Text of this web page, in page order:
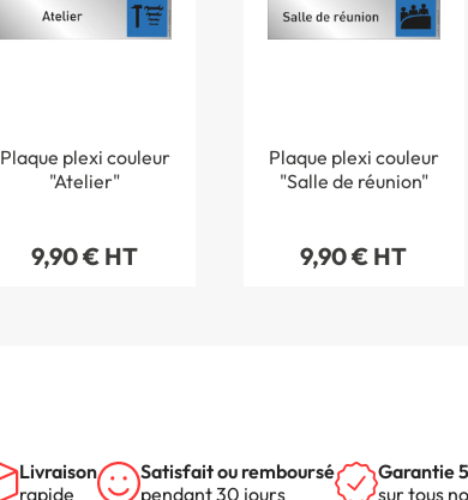
Plaque plexi couleur
"Atelier"
9,90 € HT
Plaque plexi couleur
"Salle de réunion"
9,90 € HT
Livraison
rapide
Satisfait ou remboursé
pendant 30 jours
Garantie
sur tous